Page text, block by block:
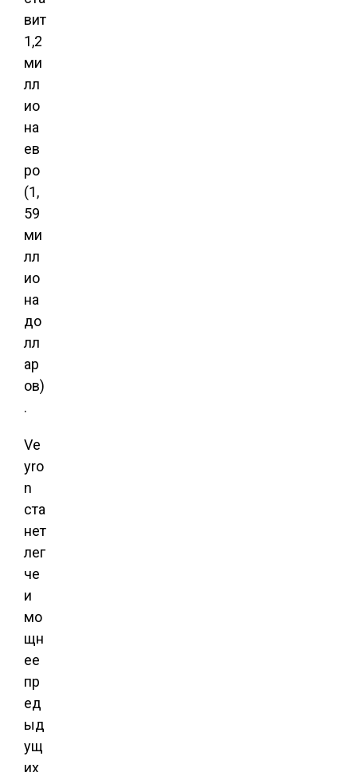
вит
1,2
ми
лл
ио
на
ев
ро
(1,
59
ми
лл
ио
на
до
лл
ар
ов)
.
Ve
yro
n
ста
нет
лег
че
и
мо
щн
ее
пр
ед
ыд
ущ
их